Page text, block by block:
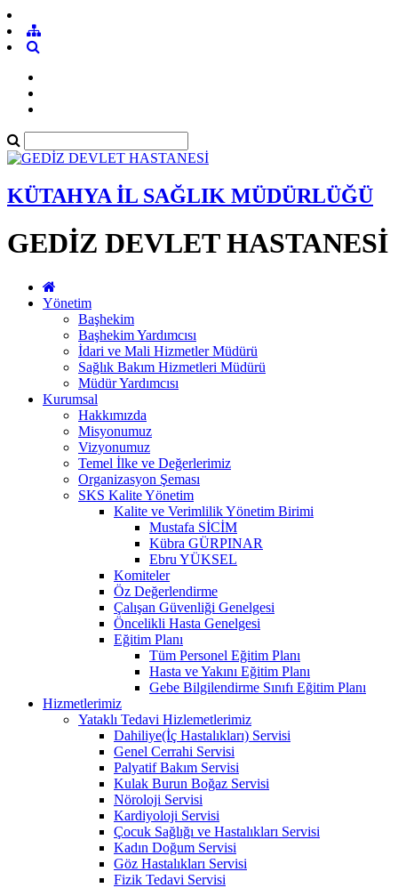
KÜTAHYA İL SAĞLIK MÜDÜRLÜĞÜ
GEDİZ DEVLET HASTANESİ
Yönetim
Başhekim
Başhekim Yardımcısı
İdari ve Mali Hizmetler Müdürü
Sağlık Bakım Hizmetleri Müdürü
Müdür Yardımcısı
Kurumsal
Hakkımızda
Misyonumuz
Vizyonumuz
Temel İlke ve Değerlerimiz
Organizasyon Şeması
SKS Kalite Yönetim
Kalite ve Verimlilik Yönetim Birimi
Mustafa SİCİM
Kübra GÜRPINAR
Ebru YÜKSEL
Komiteler
Öz Değerlendirme
Çalışan Güvenliği Genelgesi
Öncelikli Hasta Genelgesi
Eğitim Planı
Tüm Personel Eğitim Planı
Hasta ve Yakını Eğitim Planı
Gebe Bilgilendirme Sınıfı Eğitim Planı
Hizmetlerimiz
Yataklı Tedavi Hizlemetlerimiz
Dahiliye(İç Hastalıkları) Servisi
Genel Cerrahi Servisi
Palyatif Bakım Servisi
Kulak Burun Boğaz Servisi
Nöroloji Servisi
Kardiyoloji Servisi
Çocuk Sağlığı ve Hastalıkları Servisi
Kadın Doğum Servisi
Göz Hastalıkları Servisi
Fizik Tedavi Servisi